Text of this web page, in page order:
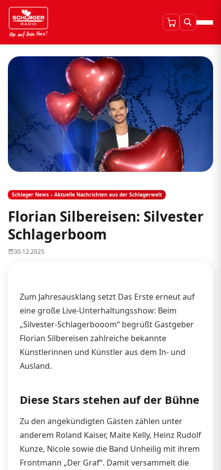
Schlager News – Aktuelle Nachrichten aus der Schlagerwelt
Florian Silbereisen: Silvester
Schlagerboom
30.12.2025
Zum Jahresausklang setzt Das Erste erneut auf
eine große Live-Unterhaltungsshow: Beim
„Silvester-Schlagerbooom“ begrüßt Gastgeber
Florian Silbereisen zahlreiche bekannte
Künstlerinnen und Künstler aus dem In- und
Ausland.
Diese Stars stehen auf der Bühne
Zu den angekündigten Gästen zählen unter
anderem Roland Kaiser, Maite Kelly, Heinz Rudolf
Kunze, Nicole sowie die Band Unheilig mit ihrem
Frontmann „Der Graf“. Damit versammelt die